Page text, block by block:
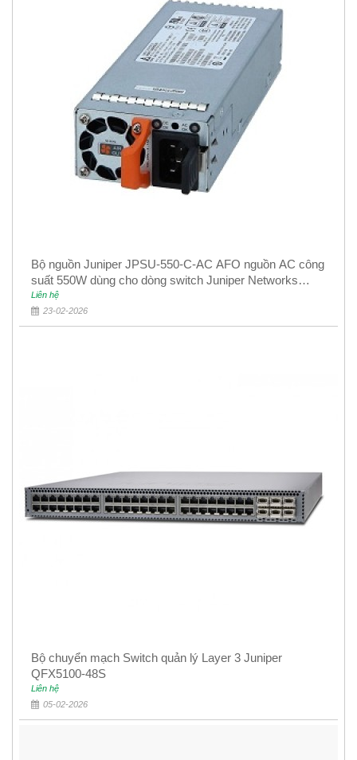
Bộ nguồn Juniper JPSU-550-C-AC AFO nguồn AC công
suất 550W dùng cho dòng switch Juniper Networks
EX4400
Liên hệ
23-02-2026
Bộ chuyển mạch Switch quản lý Layer 3 Juniper
QFX5100-48S
Liên hệ
05-02-2026